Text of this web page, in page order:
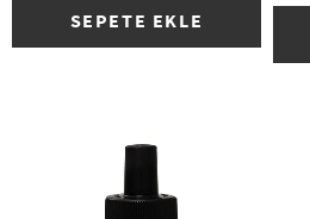
SEPETE EKLE